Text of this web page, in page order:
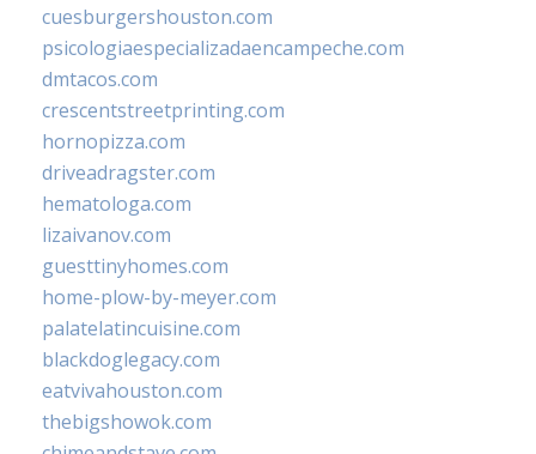
cuesburgershouston.com
psicologiaespecializadaencampeche.com
dmtacos.com
crescentstreetprinting.com
hornopizza.com
driveadragster.com
hematologa.com
lizaivanov.com
guesttinyhomes.com
home-plow-by-meyer.com
palatelatincuisine.com
blackdoglegacy.com
eatvivahouston.com
thebigshowok.com